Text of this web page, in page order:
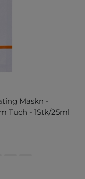
Maskn -
Tuch - 1Stk/25ml